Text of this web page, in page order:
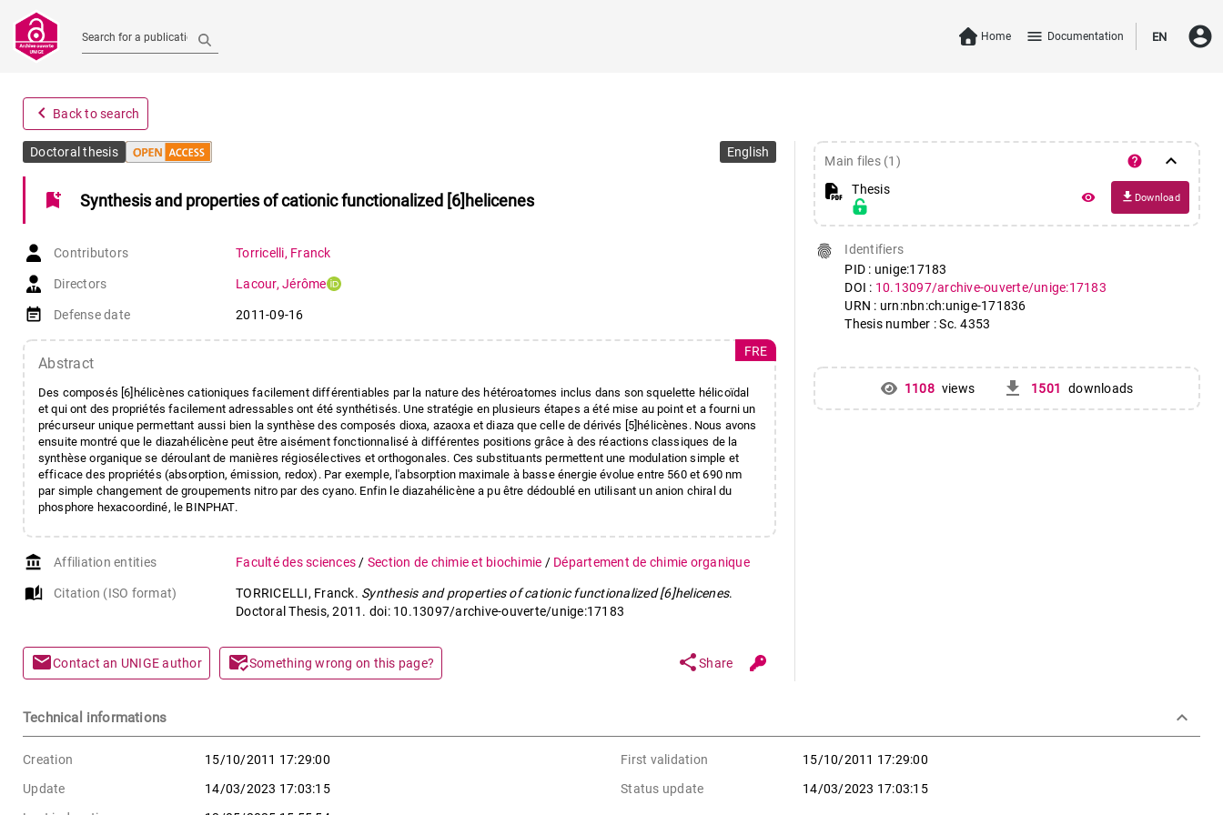
Search for a publication Home menu Documentation EN account_circle
navigate_before Back to search
Doctoral thesis English
bookmark_add Synthesis and properties of cationic functionalized [6]helicenes
Contributors Torricelli, Franck
Directors Lacour, Jérôme
event_note Defense date 2011-09-16
Abstract
Des composés [6]hélicènes cationiques facilement différentiables par la nature des hétéroatomes inclus dans son squelette hélicoïdal
et qui ont des propriétés facilement adressables ont été synthétisés. Une stratégie en plusieurs étapes a été mise au point et a fourni un
précurseur unique permettant aussi bien la synthèse des composés dioxa, azaoxa et diaza que celle de dérivés [5]hélicènes. Nous avons
ensuite montré que le diazahélicène peut être aisément fonctionnalisé à différentes positions grâce à des réactions classiques de la
synthèse organique se déroulant de manières régiosélectives et orthogonales. Ces substituants permettent une modulation simple et
efficace des propriétés (absorption, émission, redox). Par exemple, l'absorption maximale à basse énergie évolue entre 560 et 690 nm
par simple changement de groupements nitro par des cyano. Enfin le diazahélicène a pu être dédoublé en utilisant un anion chiral du
phosphore hexacoordiné, le BINPHAT.
FRE
account_balance Affiliation entities Faculté des sciences / Section de chimie et biochimie / Département de chimie organique
auto_stories Citation (ISO format) TORRICELLI, Franck. Synthesis and properties of cationic functionalized [6]helicenes.
Doctoral Thesis, 2011. doi: 10.13097/archive-ouverte/unige:17183
mailContact an UNIGE author mark_email_readSomething wrong on this page? shareShare
Main files (1) help keyboard_arrow_down
Thesis
remove_red_eye file_download Download
fingerprint
Identifiers
PID : unige:17183
DOI : 10.13097/archive-ouverte/unige:17183
URN : urn:nbn:ch:unige-171836
Thesis number : Sc. 4353
1108 views get_app 1501 downloads
Technical informations keyboard_arrow_down
Creation 15/10/2011 17:29:00 First validation
15/10/2011 17:29:00
Update
14/03/2023 17:03:15 Status update
14/03/2023 17:03:15